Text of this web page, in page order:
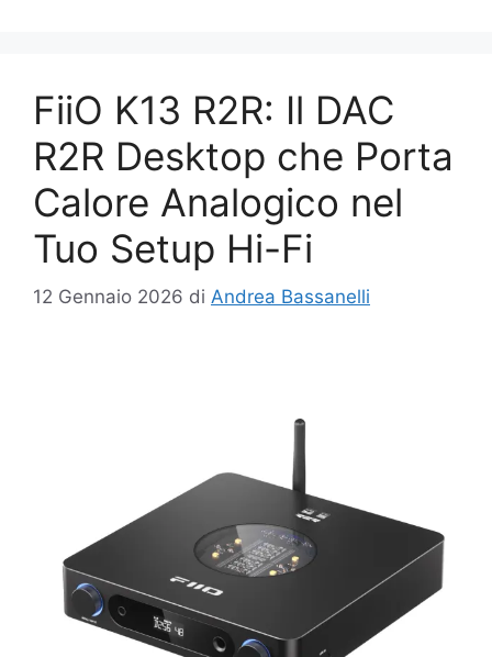
FiiO K13 R2R: Il DAC
R2R Desktop che Porta
Calore Analogico nel
Tuo Setup Hi-Fi
12 Gennaio 2026 di Andrea Bassanelli